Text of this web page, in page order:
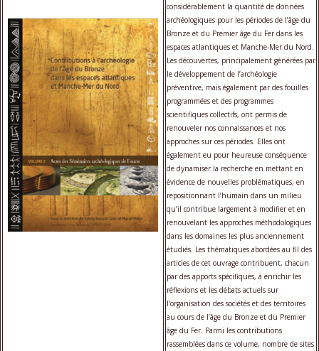
considérablement la quantité de données
archéologiques pour les périodes de l’âge du
Bronze et du Premier âge du Fer dans les
espaces atlantiques et Manche-Mer du Nord.
Les découvertes, principalement générées par
le développement de l’archéologie
préventive, mais également par des fouilles
programmées et des programmes
scientifiques collectifs, ont permis de
renouveler nos connaissances et nos
approches sur ces périodes. Elles ont
également eu pour heureuse conséquence
de dynamiser la recherche en mettant en
évidence de nouvelles problématiques, en
repositionnant l’humain dans un milieu
qu’il contribue largement à modifier et en
renouvelant les approches méthodologiques
dans les domaines les plus anciennement
étudiés. Les thématiques abordées au fil des
articles de cet ouvrage contribuent, chacun
par des apports spécifiques, à enrichir les
réflexions et les débats actuels sur
l’organisation des sociétés et des territoires
au cours de l’âge du Bronze et du Premier
âge du Fer. Parmi les contributions
rassemblées dans ce volume, nombre de sites